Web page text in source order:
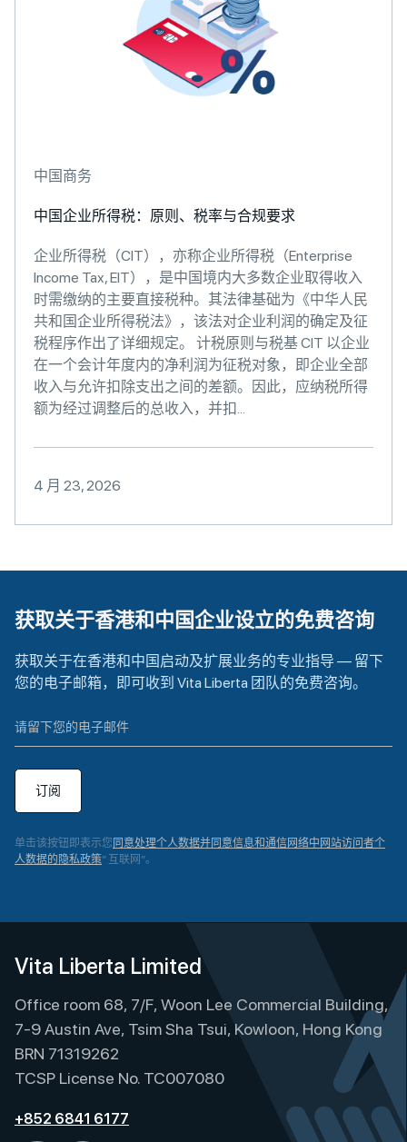
中国商务
中国企业所得税：原则、税率与合规要求
企业所得税（CIT），亦称企业所得税（Enterprise
Income Tax, EIT），是中国境内大多数企业取得收入
时需缴纳的主要直接税种。其法律基础为《中华人民
共和国企业所得税法》，该法对企业利润的确定及征
税程序作出了详细规定。 计税原则与税基 CIT 以企业
在一个会计年度内的净利润为征税对象，即企业全部
收入与允许扣除支出之间的差额。因此，应纳税所得
额为经过调整后的总收入，并扣...
4 月 23, 2026
获取关于香港和中国企业设立的免费咨询
获取关于在香港和中国启动及扩展业务的专业指导 — 留下
您的电子邮箱，即可收到 Vita Liberta 团队的免费咨询。
订阅
单击该按钮即表示您 同意处理个人数据并同意信息和通信网络中网站访问者个
人数据的隐私政策” 互联网”。
e
n
a
t
i
e
Vita Liberta Limited
Office room 68, 7/F, Woon Lee Commercial Building,
7-9 Austin Ave, Tsim Sha Tsui, Kowloon, Hong Kong
BRN 71319262
TCSP License No. TC007080
+852 6841 6177